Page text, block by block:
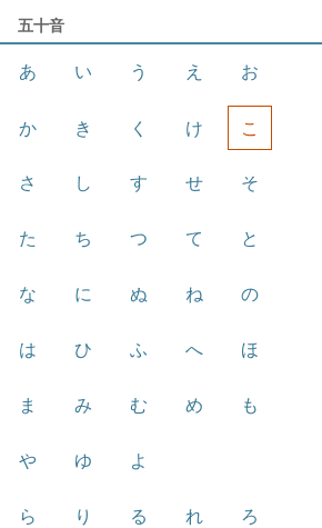
五十音
あ い う え お
か き く け こ
さ し す せ そ
た ち つ て と
な に ぬ ね の
は ひ ふ へ ほ
ま み む め も
や ゆ よ
ら り る れ ろ